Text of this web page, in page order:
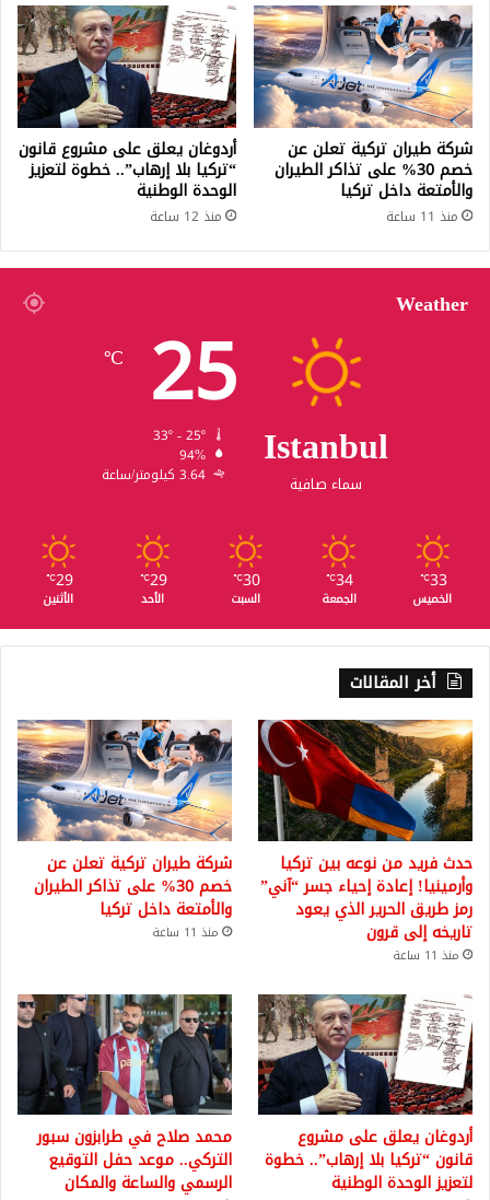
س
ب
ب
ا
ل
ا
ث
ن
ي
ن
ف
ي
ا
س
ط
ا
ع
ا
ل
خ
ر
ا
ئ
ط
شركة طيران تركية تعلن عن
خصم 30% على تذاكر الطيران
والأمتعة داخل تركيا
منذ 11 ساعة
أردوغان يعلق على مشروع قانون
“تركيا بلا إرهاب”.. خطوة لتعزيز
الوحدة الوطنية
منذ 12 ساعة
Weather
Istanbul
سماء صافية
25
℃
94%
3.64 كيلومتر/ساعة
33
℃
الخميس
34
℃
الجمعة
30
℃
السبت
29
℃
الأحد
29
℃
الأثنين
أخر المقالات
حدث فريد من نوعه بين تركيا
وأرمينيا! إعادة إحياء جسر “آني”
رمز طريق الحرير الذي يعود
تاريخه إلى قرون
منذ 11 ساعة
شركة طيران تركية تعلن عن
خصم 30% على تذاكر الطيران
والأمتعة داخل تركيا
منذ 11 ساعة
أردوغان يعلق على مشروع
قانون “تركيا بلا إرهاب”.. خطوة
لتعزيز الوحدة الوطنية
محمد صلاح في طرابزون سبور
التركي.. موعد حفل التوقيع
الرسمي والساعة والمكان